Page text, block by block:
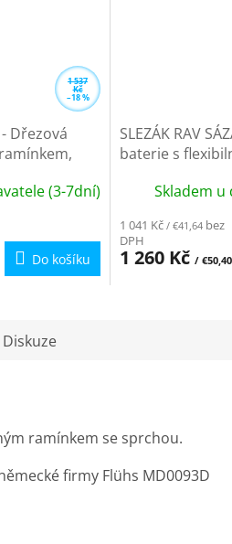
1 537
Kč
–18 %
- Dřezová
(3-7dní)
Do košíku
SLEZÁK RAV
baterie s
černá, 3/8"
Skladem u
1 041 Kč / €41,64 bez
DPH
1 260 Kč / €50,40
Diskuze
ramínkem se sprchou.
firmy Flühs MD0093D